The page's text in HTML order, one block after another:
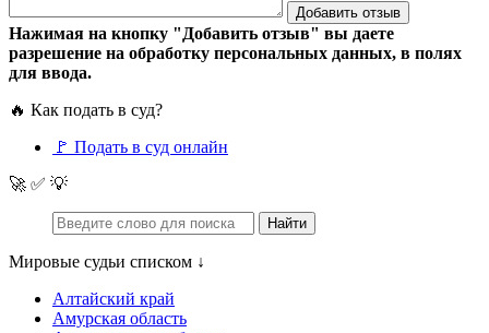
Нажимая на кнопку "Добавить отзыв" вы даете
разрешение на обработку персональных данных, в полях
для ввода.
🔥 Как подать в суд?
🚩 Подать в суд онлайн
🚀 ✅ 💡
Мировые судьи списком ↓
Алтайский край
Амурская область